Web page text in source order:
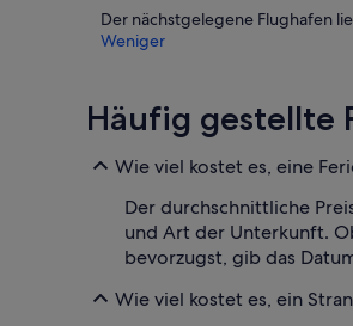
Der nächstgelegene Flughafen
Weniger
Häufig gestellte
Wie viel kostet es, eine
Der durchschnittliche
und Art der Unterkunft.
bevorzugst, gib das
Wie viel kostet es, ein